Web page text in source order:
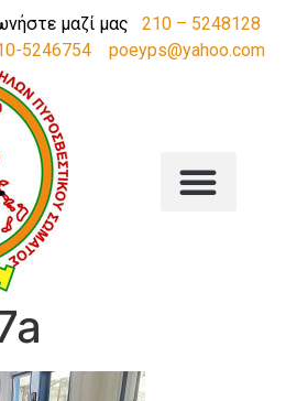
μαζί μας 210 – 5248128
5246754
poeyps@yahoo.com